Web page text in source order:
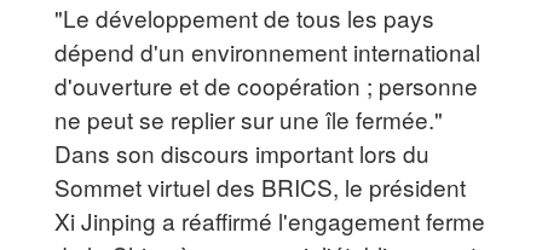
"Le développement de tous les pays
dépend d'un environnement international
d'ouverture et de coopération ; personne
ne peut se replier sur une île fermée."
Dans son discours important lors du
Sommet virtuel des BRICS, le président
Xi Jinping a réaffirmé l'engagement ferme